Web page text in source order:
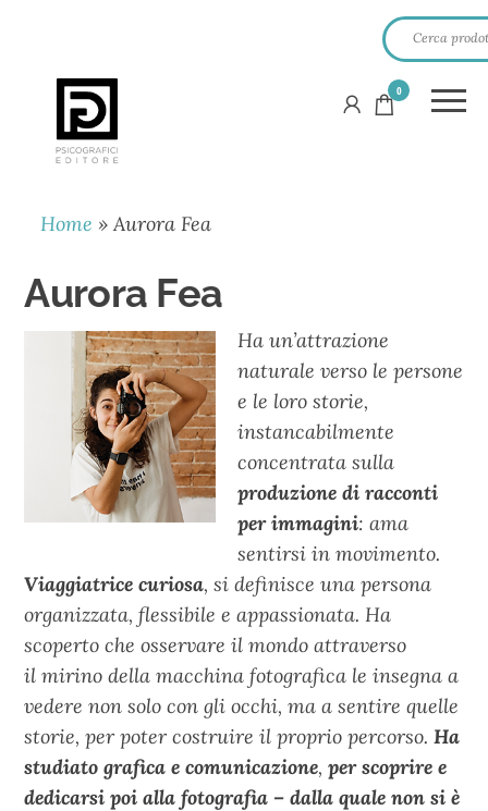
PSICOGRAFICI
EDITORE
0
Home »Aurora Fea
Aurora Fea
Ha un’attrazione
naturale verso le persone
e le loro storie,
instancabilmente
concentrata sulla
produzione di racconti
per immagini: ama
sentirsi in movimento.
Viaggiatrice curiosa, si definisce una persona
organizzata, flessibile e appassionata. Ha
scoperto che osservare il mondo attraverso
il mirino della macchina fotografica le insegna a
vedere non solo con gli occhi, ma a sentire quelle
storie, per poter costruire il proprio percorso.Ha
studiato grafica e comunicazione,per scoprire e
dedicarsi poi alla fotografia – dalla quale non si è